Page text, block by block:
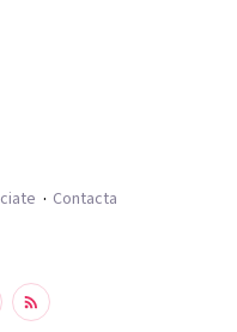
Contacta